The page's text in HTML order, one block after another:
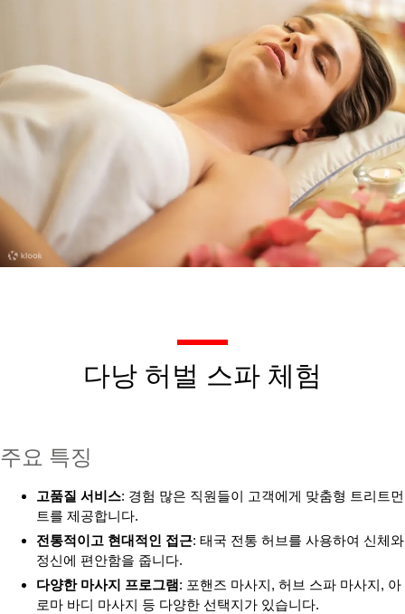
다낭 허벌 스파 체험
주요 특징
고품질 서비스: 경험 많은 직원들이 고객에게 맞춤형 트리트먼
트를 제공합니다.
전통적이고 현대적인 접근: 태국 전통 허브를 사용하여 신체와
정신에 편안함을 줍니다.
다양한 마사지 프로그램 : 포핸즈 마사지, 허브 스파 마사지, 아
로마 바디 마사지 등 다양한 선택지가 있습니다.